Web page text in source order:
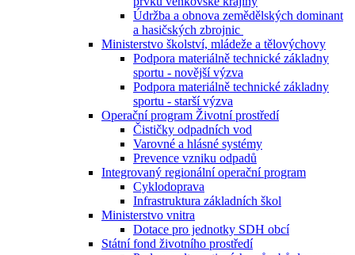
Údržba a obnova zemědělských dominant
a hasičských zbrojnic
Ministerstvo školství, mládeže a tělovýchovy
Podpora materiálně technické základny
sportu - novější výzva
Podpora materiálně technické základny
sportu - starší výzva
Operační program Životní prostředí
Čističky odpadních vod
Varovné a hlásné systémy
Prevence vzniku odpadů
Integrovaný regionální operační program
Cyklodoprava
Infrastruktura základních škol
Ministerstvo vnitra
Dotace pro jednotky SDH obcí
Státní fond životního prostředí